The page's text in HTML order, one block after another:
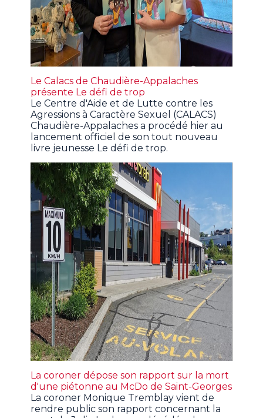
Le Calacs de Chaudière-Appalaches
présente Le défi de trop
Le Centre d'Aide et de Lutte contre les
Agressions à Caractère Sexuel (CALACS)
Chaudière-Appalaches a procédé hier au
lancement officiel de son tout nouveau
livre jeunesse Le défi de trop.
La coroner dépose son rapport sur la mort
d'une piétonne au McDo de Saint-Georges
La coroner Monique Tremblay vient de
rendre public son rapport concernant la